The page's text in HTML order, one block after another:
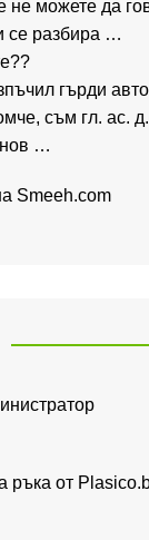
не можете да
разбира …
гърди
съм гл. ас.
…
Smeeh.com
ръка от